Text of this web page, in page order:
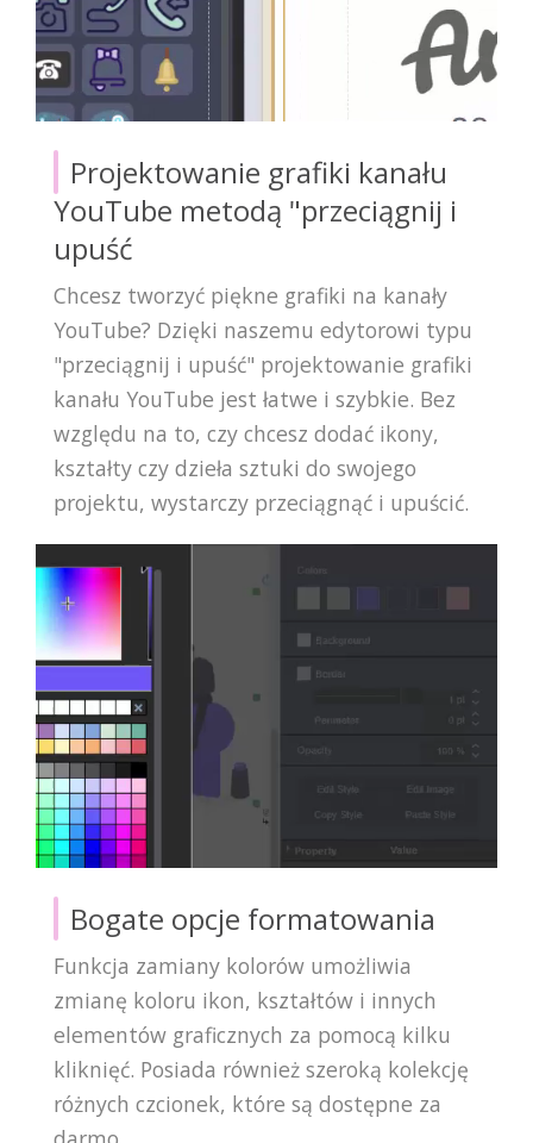
Projektowanie grafiki kanału
YouTube metodą "przeciągnij i
upuść
Chcesz tworzyć piękne grafiki na kanały
YouTube? Dzięki naszemu edytorowi typu
"przeciągnij i upuść" projektowanie grafiki
kanału YouTube jest łatwe i szybkie. Bez
względu na to, czy chcesz dodać ikony,
kształty czy dzieła sztuki do swojego
projektu, wystarczy przeciągnąć i upuścić.
Bogate opcje formatowania
Funkcja zamiany kolorów umożliwia
zmianę koloru ikon, kształtów i innych
elementów graficznych za pomocą kilku
kliknięć. Posiada również szeroką kolekcję
różnych czcionek, które są dostępne za